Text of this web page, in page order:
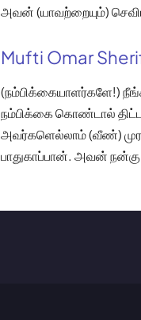
அவன் (யாவற்றையும்)
Mufti Omar
(நம்பிக்கையாளர்களே!)
நம்பிக்கை கொண்டால்
அவர்களெல்லாம் (வீண்)
பாதுகாப்பான். அவன்